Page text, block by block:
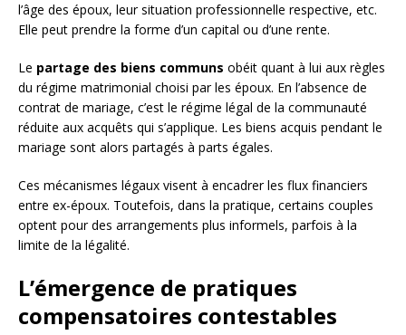
l’âge des époux, leur situation professionnelle respective, etc.
Elle peut prendre la forme d’un capital ou d’une rente.
Le partage des biens communs obéit quant à lui aux règles
du régime matrimonial choisi par les époux. En l’absence de
contrat de mariage, c’est le régime légal de la communauté
réduite aux acquêts qui s’applique. Les biens acquis pendant le
mariage sont alors partagés à parts égales.
Ces mécanismes légaux visent à encadrer les flux financiers
entre ex-époux. Toutefois, dans la pratique, certains couples
optent pour des arrangements plus informels, parfois à la
limite de la légalité.
L’émergence de pratiques
compensatoires contestables